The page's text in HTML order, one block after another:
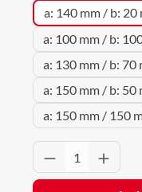
a: 140 mm / b: 20
a: 100 mm / b:
a: 130 mm / b: 70
a: 150 mm / b: 50
a: 150 mm / 150
Produkt